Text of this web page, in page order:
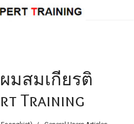
มสมเกียรติ
Training